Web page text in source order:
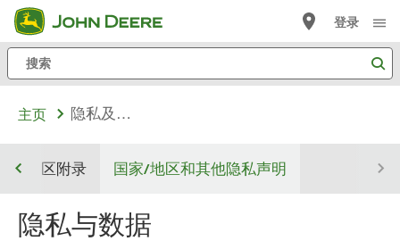
跳
至
主
内
容
搜
索
登录
主页 隐私及数据
中国区附录 国家/地区和其他隐私声明
隐私与数据